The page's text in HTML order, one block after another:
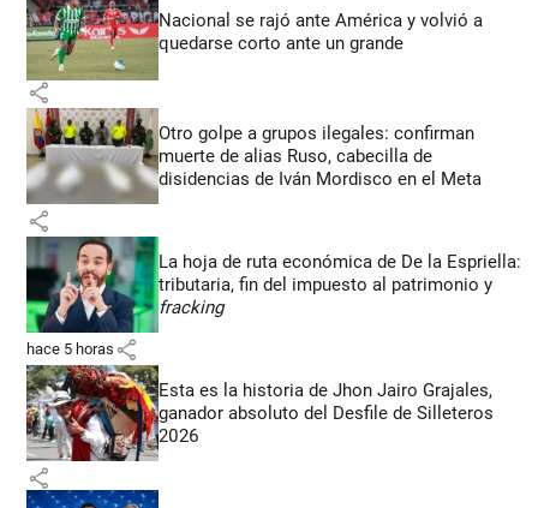
Nacional se rajó ante América y volvió a
quedarse corto ante un grande
share
Otro golpe a grupos ilegales: confirman
muerte de alias Ruso, cabecilla de
disidencias de Iván Mordisco en el Meta
share
La hoja de ruta económica de De la Espriella:
tributaria, fin del impuesto al patrimonio y
fracking
hace 5 horas share
Esta es la historia de Jhon Jairo Grajales,
ganador absoluto del Desfile de Silleteros
2026
share